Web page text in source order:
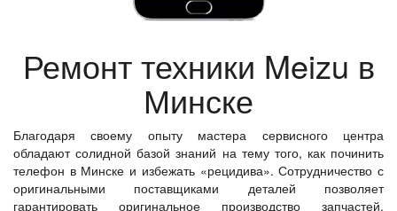
Ремонт техники Meizu в
Минске
Благодаря своему опыту мастера сервисного центра
обладают солидной базой знаний на тему того, как починить
телефон в Минске и избежать «рецидива». Сотрудничество с
оригинальными поставщиками деталей позволяет
гарантировать оригинальное производство запчастей.